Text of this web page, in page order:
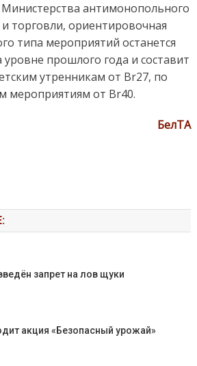
Министерства антимонопольного
торговли, ориентировочная
типа мероприятий останется
уровне прошлого года и составит
утренникам от Br27, по
мероприятиям от Br40.
БелТА
запрет на лов щуки
акция «Безопасный урожай»